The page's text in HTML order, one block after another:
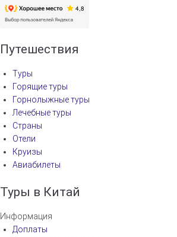
з
п
и
с
я
м
Путешествия
Туры
Горящие туры
Горнолыжные туры
Лечебные туры
Страны
Отели
Круизы
Авиабилеты
Туры в Китай
Информация
Доплаты